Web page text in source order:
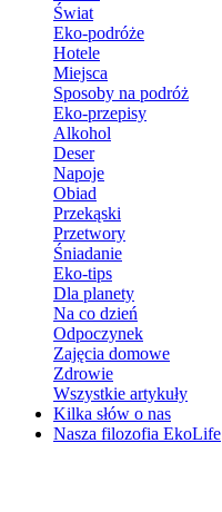
Świat
Eko-podróże
Hotele
Miejsca
Sposoby na podróż
Eko-przepisy
Alkohol
Deser
Napoje
Obiad
Przekąski
Przetwory
Śniadanie
Eko-tips
Dla planety
Na co dzień
Odpoczynek
Zajęcia domowe
Zdrowie
Wszystkie artykuły
Kilka słów o nas
Nasza filozofia EkoLife